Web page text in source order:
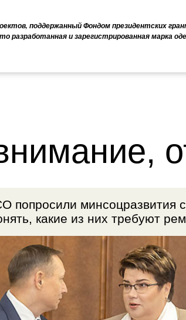
поддержанный Фондом президентских
разработанная и зарегистрированная марка
попросили минсоцразвития
какие из них требуют